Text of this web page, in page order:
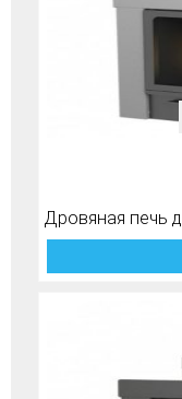
Дровяная печь